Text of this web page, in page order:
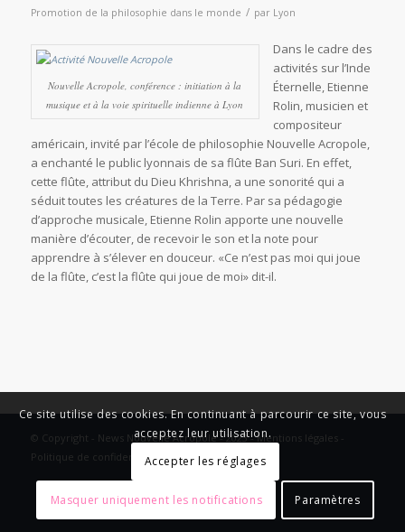
Promotion de la philosophie dans le monde / par Lyon
Nouvelle Acropole, conférence : initiation à la
musique et à la voie spirituelle indienne à Lyon
Dans le cadre des
activités sur l’Inde
Éternelle, Etienne
Rolin, musicien et
compositeur
américain, invité par l’école de philosophie Nouvelle Acropole,
a enchanté le public lyonnais de sa flûte Ban Suri. En effet,
cette flûte, attribut du Dieu Khrishna, a une sonorité qui a
séduit toutes les créatures de la Terre. Par sa pédagogie
d’approche musicale, Etienne Rolin apporte une nouvelle
manière d’écouter, de recevoir le son et la note pour
apprendre à s’élever en douceur. «Ce n’est pas moi qui joue
de la flûte, c’est la flûte qui joue de moi» dit-il.
© Copyright - News Nouvelle Acropole - 2023 - Mentions légales -
Politique de confidentialité
Ce site utilise des cookies. En continuant à parcourir ce site, vous
acceptez leur utilisation.
Accepter les réglages
Masquer uniquement les notifications Paramètres